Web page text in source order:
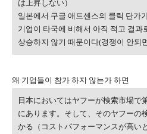
は上昇しない）
일본에서 구글 애드센스의 클릭 단가
기업이 타국에 비해서 아직 적고 결과
상승하지 않기 때문이다(경쟁이 안되
왜 기업들이 참가 하지 않는가 하면
日本においてはヤフーが検索市場で
にあります。そして、そのヤフーの
かる（コストパフォーマンスが高い